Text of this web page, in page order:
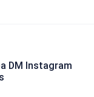
DM Instagram